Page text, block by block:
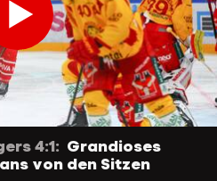
4:1: Grandioses
von den Sitzen